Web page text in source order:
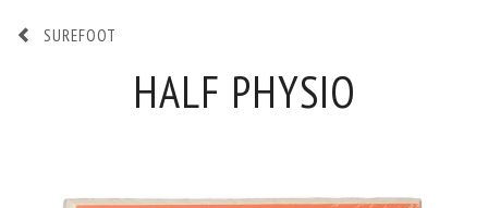
SUREFOOT
HALF PHYSIO